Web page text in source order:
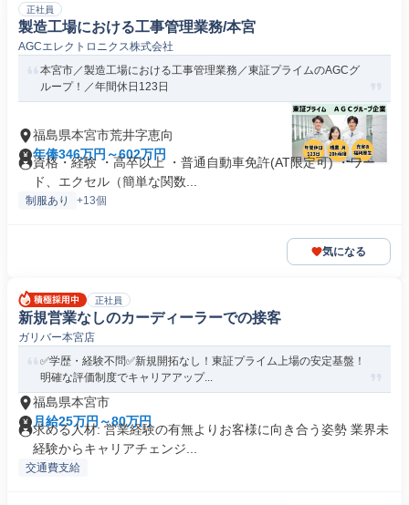
正社員
製造工場における工事管理業務/本宮
AGCエレクトロニクス株式会社
本宮市／製造工場における工事管理業務／東証プライムのAGCグ
ループ！／年間休日123日
福島県本宮市荒井字恵向
年俸346万円～602万円
資格・経験 ・高卒以上 ・普通自動車免許(AT限定可) ・ワー
ド、エクセル（簡単な関数...
制服あり +13個
気になる
正社員
新規営業なしのカーディーラーでの接客
ガリバー本宮店
✅学歴・経験不問✅新規開拓なし！東証プライム上場の安定基盤！
明確な評価制度でキャリアアップ...
福島県本宮市
月給25万円～80万円
求める人材: 営業経験の有無よりお客様に向き合う姿勢 業界未
経験からキャリアチェンジ...
交通費支給